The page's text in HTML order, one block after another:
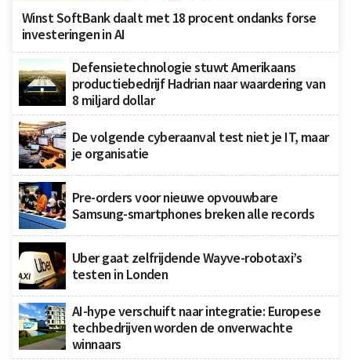
Winst SoftBank daalt met 18 procent ondanks forse
investeringen in AI
Defensietechnologie stuwt Amerikaans
productiebedrijf Hadrian naar waardering van
8 miljard dollar
De volgende cyberaanval test niet je IT, maar
je organisatie
Pre-orders voor nieuwe opvouwbare
Samsung-smartphones breken alle records
Uber gaat zelfrijdende Wayve-robotaxi’s
testen in Londen
AI-hype verschuift naar integratie: Europese
techbedrijven worden de onverwachte
winnaars